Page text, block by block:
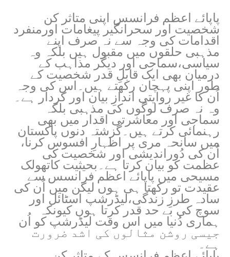
پاپائے اعظم فرانسس اپنی متاثر کن
شخصیت اور سحرانگیر پیغامات اورمنفرد
اقدامات کی وجہ سے نہ صرف اپنے
مذہبی حلقوں میں مقبول ہیں بلکہ وہ
سیاسی،سماجی اور دیگر مذاہب کے
درمیان بھی ایک قابلِ قدر شخصیت کے
طور اپنی پہچان رکھتے ہیں۔اس کی وجہ
اُن کا غیر روایتی اندازِ بیان اور کردار ہے۔
وہ نہ صرف لوگوں کی مذہبی بلکہ
سماجی اور معاشرتی اقدار میں بھی
رہنمائی کرتے ہیں۔گزشتہ دنوں پاکستان
میں سانحہ مری پر اظہارِ افسوس کرنا،
اُن کی دُوراندیشی اور شخصیت کی
عظمت کو بیان کرتا ہے۔بحیثیت کاتھولک
مسیحی میں پاپائے اعظم فرانسس سے
عقیدت تو رکھتا ہی ہوں لیکن میں اُن کی
سادہ طرزِ زندگی،لیڈرشپ اسٹائل اور
سوچ کی بے حد قدر کرتا ہوں کیونکہ
ہماری دُنیا میں اس وقت لیڈرشپ کو اُن
جیسی روشن مثالوں کی اشد ضرورت
ہے۔